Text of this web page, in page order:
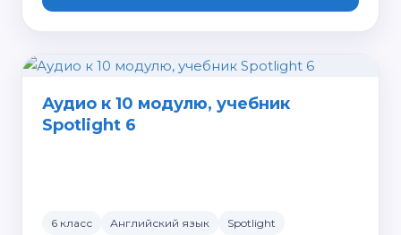
Аудио к 10 модулю, учебник
Spotlight 6
6 класс Английский язык
Spotlight